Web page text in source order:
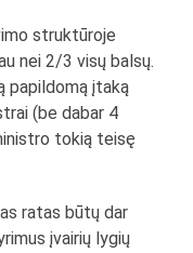
struktūroje
nei 2/3 visų balsų.
papildomą įtaką
(be dabar 4
tokią teisę
ratas būtų dar
įvairių lygių